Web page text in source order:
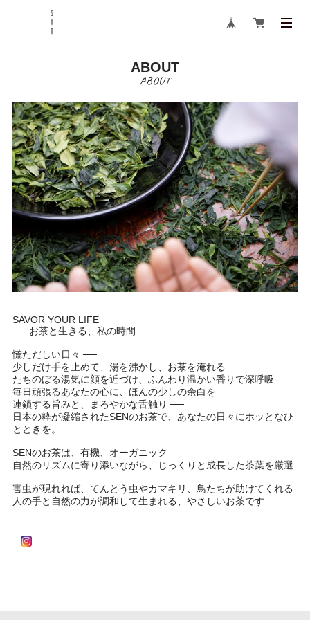
ABOUT
SAVOR YOUR LIFE
── お茶と生きる、私の時間 ──
慌ただしい日々 ──
少しだけ手を止めて、湯を沸かし、お茶を淹れる
たちのぼる湯気に顔を近づけ、ふんわり温かい香りで深呼吸
毎日頑張るあなたの心に、ほんの少しの余白を
連鎖する旨みと、まろやかな舌触り ──
日本の粋が凝縮されたSENのお茶で、あなたの日々にホッとなひ
とときを。
SENのお茶は、有機、オーガニック
自然のリズムに寄り添いながら、じっくりと成長した茶葉を厳選
害虫が現れれば、てんとう虫やカマキリ、鳥たちが助けてくれる
人の手と自然の力が調和して生まれる、やさしいお茶です